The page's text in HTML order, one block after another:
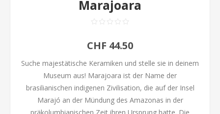
Marajoara
CHF 44.50
Suche majestätische Keramiken und stelle sie in deinem
Museum aus! Marajoara ist der Name der
brasilianischen indigenen Zivilisation, die auf der Insel
Marajó an der Mündung des Amazonas in der